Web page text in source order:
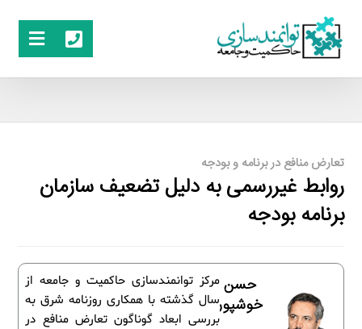
تعارض منافع در برنامه و بودجه
روابط غیررسمی به دلیل تضعیف سازمان
برنامه بودجه
مرکز توانمندسازی حاکمیت و جامعه از
سال گذشته با همکاری روزنامه شرق به
بررسی ابعاد گوناگون تعارض منافع در
حسن
خوشپور